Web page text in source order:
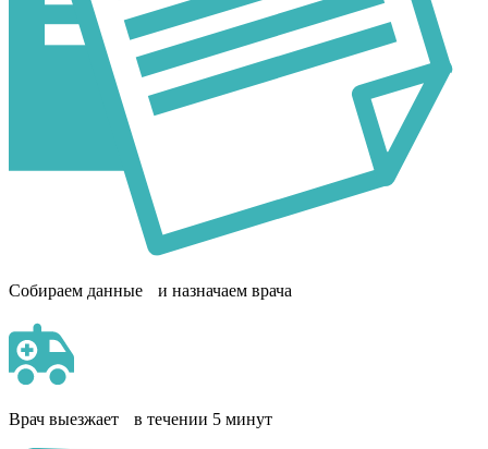
Собираем данные и назначаем врача
Врач выезжает в течении 5 минут